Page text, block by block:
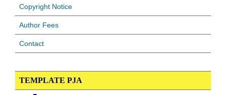
Copyright Notice
Author Fees
Contact
TEMPLATE PJA